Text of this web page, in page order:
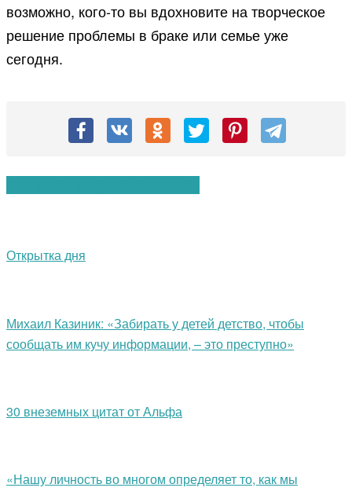
возможно, кого-то вы вдохновите на творческое
решение проблемы в браке или семье уже
сегодня.
Открытка дня
Михаил Казиник: «Забирать у детей детство, чтобы
сообщать им кучу информации, – это преступно»
30 внеземных цитат от Альфа
«Нашу личность во многом определяет то, как мы